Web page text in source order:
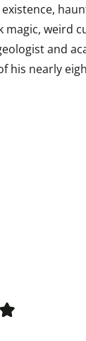
weird
and
his nearly